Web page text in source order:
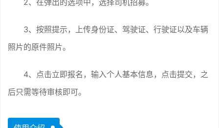
2、在弹出的选项中，选择司机招募。
3、按照提示，上传身份证、驾驶证、行驶证以及车辆
照片的原件照片。
4、点击立即报名，输入个人基本信息，点击提交，之
后只需等待审核即可。